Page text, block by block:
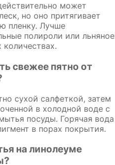
может
но оно притягивает
пленку. Лучше
полироли или льняное
свежее пятно от
сухой салфеткой, затем
в холодной воде с
посуды. Горячая вода
в порах покрытия.
на линолеуме